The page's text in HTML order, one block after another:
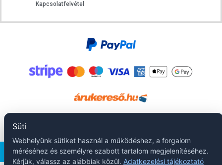
Kapcsolatfelvétel
Copyright © Licenceland – Minden jog fenntartva
Süti
Webhelyünk sütiket használ a működéshez, a forgalom
méréséhez és személyre szabott tartalom megjelenítéséhez.
Kérjük, válassz az alábbiak közül. Adatkezelési tájékoztató